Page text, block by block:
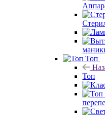
Топ
Топ